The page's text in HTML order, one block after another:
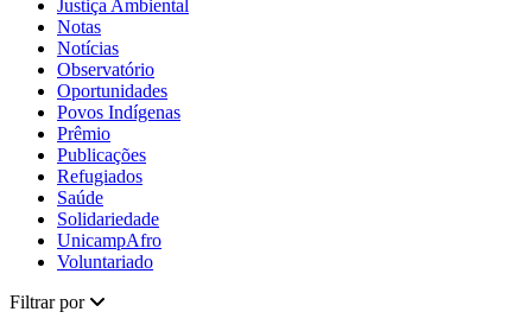
Justiça Ambiental
Notas
Notícias
Observatório
Oportunidades
Povos Indígenas
Prêmio
Publicações
Refugiados
Saúde
Solidariedade
UnicampAfro
Voluntariado
Filtrar por